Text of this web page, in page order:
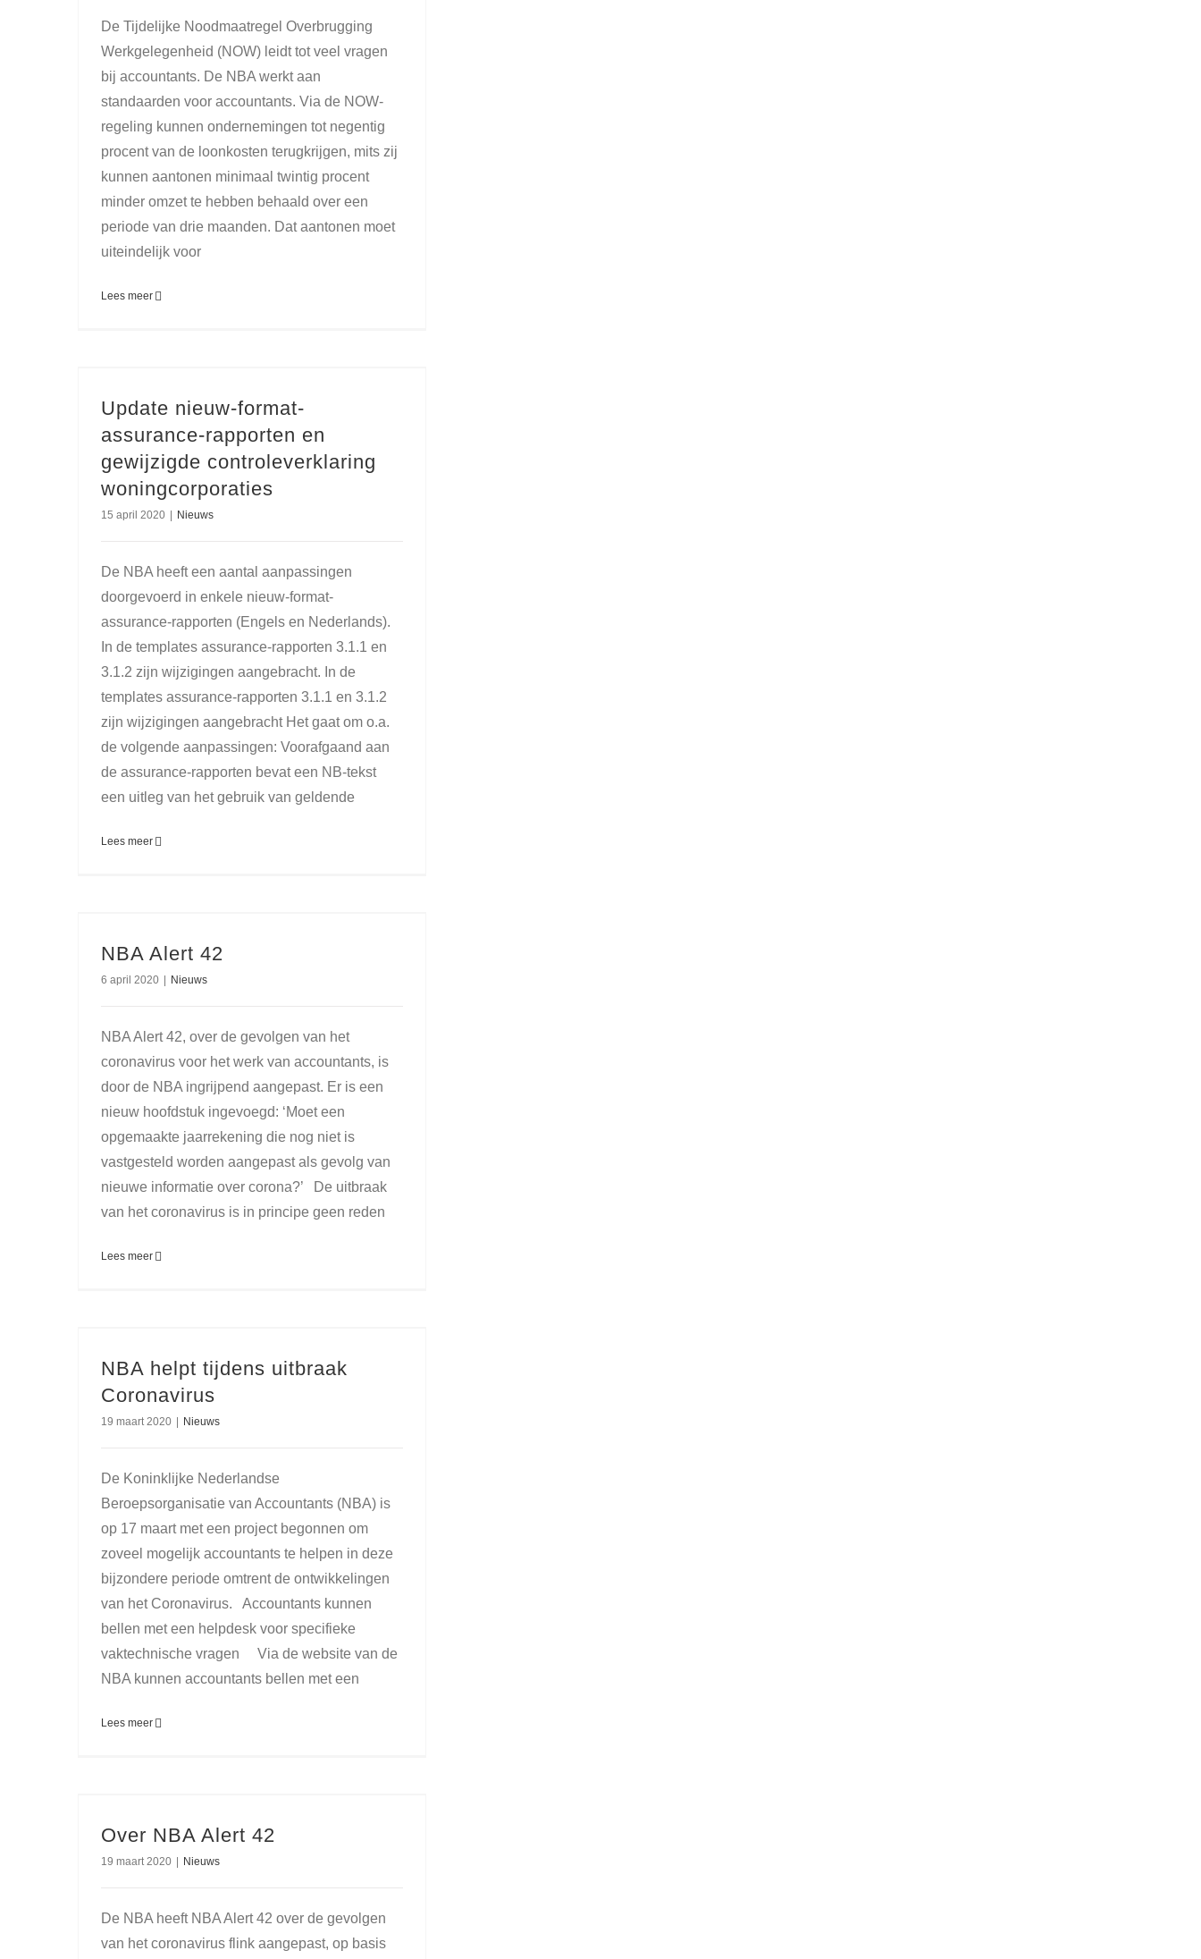
De Tijdelijke Noodmaatregel Overbrugging
Werkgelegenheid (NOW) leidt tot veel vragen
bij accountants. De NBA werkt aan
standaarden voor accountants. Via de NOW-
regeling kunnen ondernemingen tot negentig
procent van de loonkosten terugkrijgen, mits zij
kunnen aantonen minimaal twintig procent
minder omzet te hebben behaald over een
periode van drie maanden. Dat aantonen moet
uiteindelijk voor
Lees meer
Update nieuw-format-
assurance-rapporten en
gewijzigde controleverklaring
woningcorporaties
15 april 2020 Nieuws
De NBA heeft een aantal aanpassingen
doorgevoerd in enkele nieuw-format-
assurance-rapporten (Engels en Nederlands).
In de templates assurance-rapporten 3.1.1 en
3.1.2 zijn wijzigingen aangebracht. In de
templates assurance-rapporten 3.1.1 en 3.1.2
zijn wijzigingen aangebracht Het gaat om o.a.
de volgende aanpassingen: Voorafgaand aan
de assurance-rapporten bevat een NB-tekst
een uitleg van het gebruik van geldende
Lees meer
NBA Alert 42
6 april 2020 Nieuws
NBA Alert 42, over de gevolgen van het
coronavirus voor het werk van accountants, is
door de NBA ingrijpend aangepast. Er is een
nieuw hoofdstuk ingevoegd: ‘Moet een
opgemaakte jaarrekening die nog niet is
vastgesteld worden aangepast als gevolg van
nieuwe informatie over corona?’ De uitbraak
van het coronavirus is in principe geen reden
Lees meer
NBA helpt tijdens uitbraak
Coronavirus
19 maart 2020 Nieuws
De Koninklijke Nederlandse
Beroepsorganisatie van Accountants (NBA) is
op 17 maart met een project begonnen om
zoveel mogelijk accountants te helpen in deze
bijzondere periode omtrent de ontwikkelingen
van het Coronavirus. Accountants kunnen
bellen met een helpdesk voor specifieke
vaktechnische vragen Via de website van de
NBA kunnen accountants bellen met een
Lees meer
Over NBA Alert 42
19 maart 2020 Nieuws
De NBA heeft NBA Alert 42 over de gevolgen
van het coronavirus flink aangepast, op basis